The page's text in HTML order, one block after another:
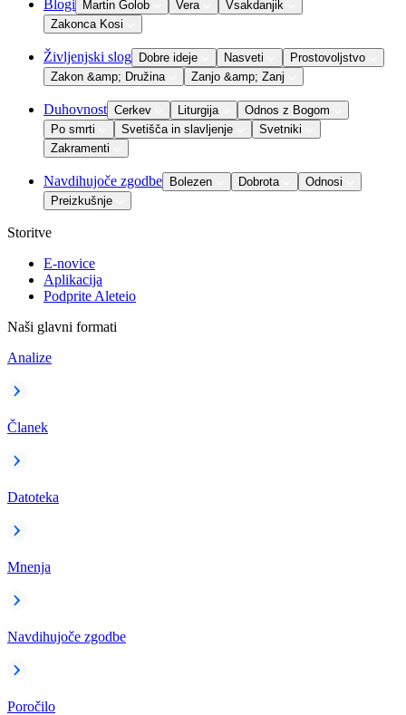
Blogi Martin Golob Vera
Vsakdanjik
Zakonca Kosi
Življenjski slog Dobre ideje Nasveti
Prostovoljstvo
Zakon &amp; Družina
Zanjo &amp; Zanj
Duhovnost Cerkev Liturgija
Odnos z Bogom
Po smrti
Svetišča in slavljenje
Svetniki
Zakramenti
Navdihujoče zgodbe Bolezen Dobrota
Odnosi
Preizkušnje
Storitve
E-novice
Aplikacija
Podprite Aleteio
Naši glavni formati
Analize
Članek
Datoteka
Mnenja
Navdihujoče zgodbe
Poročilo